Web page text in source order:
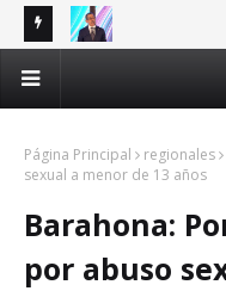
Asjana resalta
beneficiará a 6,500
Página Principal regionales
sexual a menor de 13 años
Barahona:
por abuso